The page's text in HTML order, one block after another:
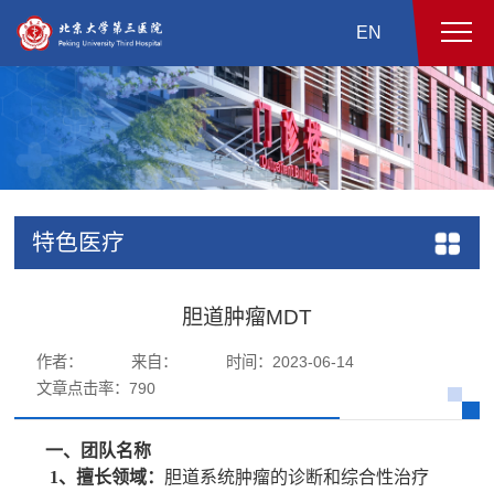
EN
特色医疗
胆道肿瘤MDT
作者： 来自：
时间：2023-06-14
文章点击率：790
一、团队名称
1、擅长领域： 胆道系统肿瘤的诊断和综合性治疗